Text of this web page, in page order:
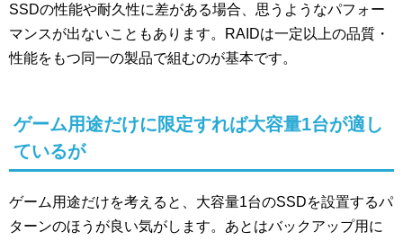
SSDの性能や耐久性に差がある場合、思うようなパフォー
マンスが出ないこともあります。RAIDは一定以上の品質・
性能をもつ同一の製品で組むのが基本です。
ゲーム用途だけに限定すれば大容量1台が適し
ているが
ゲーム用途だけを考えると、大容量1台のSSDを設置するパ
ターンのほうが良い気がします。あとはバックアップ用に